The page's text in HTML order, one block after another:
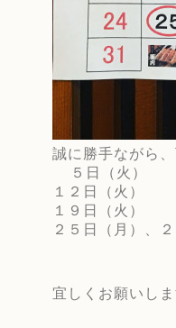
誠に勝手ながら
５日（火）
１２日（火）
１９日（火）
２５日（月）、２
宜しくお願いし